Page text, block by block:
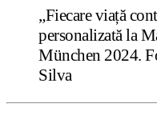
„Fiecare viață
personalizată la
München 2024.
Silva